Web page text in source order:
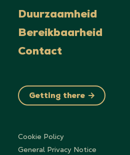
Duurzaamheid
Bereikbaarheid
Contact
Getting there
Cookie Policy
General Privacy Notice